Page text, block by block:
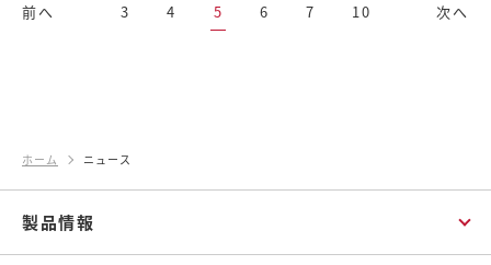
前へ 3 4 5 6 7 10 次へ
ホーム ニュース
製品情報